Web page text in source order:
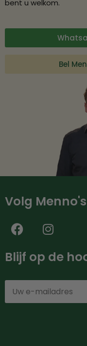
bent u welkom.
Bel
Volg
Blijf op de